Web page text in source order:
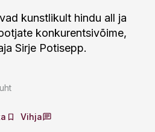
kunstlikult hindu all ja
konkurentsivõime,
Sirje Potisepp.
Vihja